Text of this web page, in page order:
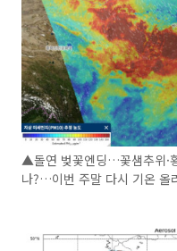
▲돌연 벚꽃엔딩…꽃샘추위·
나?…이번 주말 다시 기온 올